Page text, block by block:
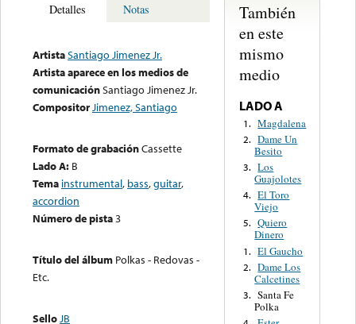
Detalles Notas
ArtistaSantiago Jimenez Jr.
Artista aparece en los medios de
comunicaciónSantiago Jimenez Jr.
CompositorJimenez, Santiago
Formato de grabaciónCassette
Lado A: B
Tema instrumental, bass,guitar,
accordion
Número de pista3
Título del álbum Polkas - Redovas -
Etc.
SelloJB
También
en este
mismo
medio
LADO A
1. Magdalena
2. Dame Un
Besito
3. Los
Guajolotes
4. El Toro
Viejo
5. Quiero
Dinero
1. El Gaucho
2. Dame Los
Calcetines
3. Santa Fe
Polka